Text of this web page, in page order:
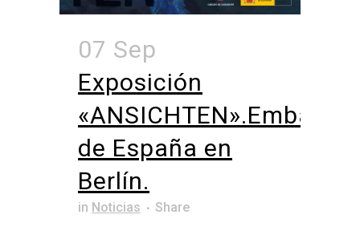
07 Sep
Exposición
de España en
Berlín.
in Noticias Share